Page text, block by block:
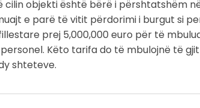
objekti është bërë i përshtatshëm
e parë të vitit përdorimi i burgut si
prej 5,000,000 euro për të
Këto tarifa do të mbulojnë të
shteteve.